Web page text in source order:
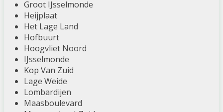
Groot IJsselmonde
Heijplaat
Het Lage Land
Hofbuurt
Hoogvliet Noord
IJsselmonde
Kop Van Zuid
Lage Weide
Lombardijen
Maasboulevard